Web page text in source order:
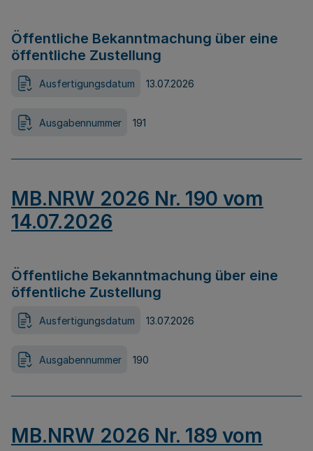
Öffentliche Bekanntmachung über eine
öffentliche Zustellung
Ausfertigungsdatum 13.07.2026
Ausgabennummer 191
MB.NRW 2026 Nr. 190 vom
14.07.2026
Öffentliche Bekanntmachung über eine
öffentliche Zustellung
Ausfertigungsdatum 13.07.2026
Ausgabennummer 190
MB.NRW 2026 Nr. 189 vom